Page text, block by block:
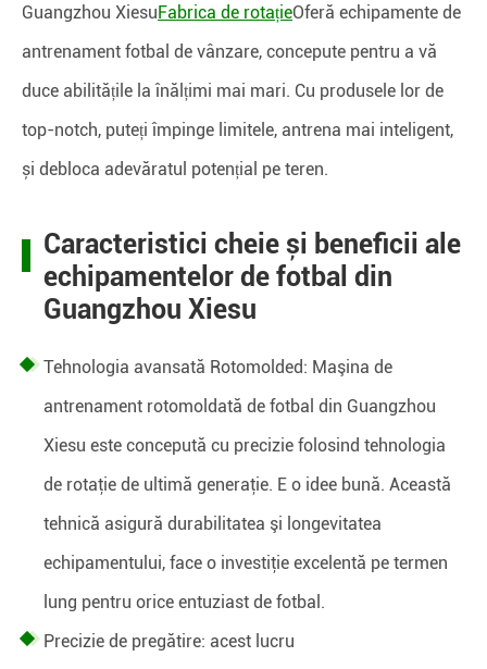
Guangzhou XiesuFabrica de rotațieOferă echipamente de
antrenament fotbal de vânzare, concepute pentru a vă
duce abilitățile la înălțimi mai mari. Cu produsele lor de
top-notch, puteți împinge limitele, antrena mai inteligent,
și debloca adevăratul potențial pe teren.
Caracteristici cheie și beneficii ale
echipamentelor de fotbal din
Guangzhou Xiesu
Tehnologia avansată Rotomolded: Maşina de
antrenament rotomoldată de fotbal din Guangzhou
Xiesu este concepută cu precizie folosind tehnologia
de rotaţie de ultimă generaţie. E o idee bună. Această
tehnică asigură durabilitatea şi longevitatea
echipamentului, face o investiţie excelentă pe termen
lung pentru orice entuziast de fotbal.
Precizie de pregătire: acest lucru